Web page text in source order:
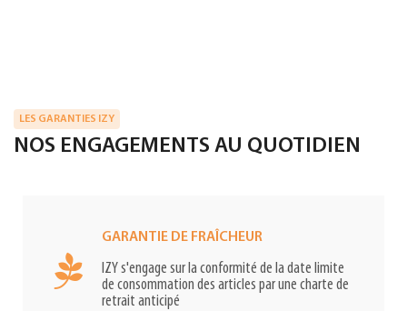
LES GARANTIES IZY
NOS ENGAGEMENTS AU QUOTIDIEN
GARANTIE DE FRAÎCHEUR
IZY s'engage sur la conformité de la date limite
de consommation des articles par une charte de
retrait anticipé